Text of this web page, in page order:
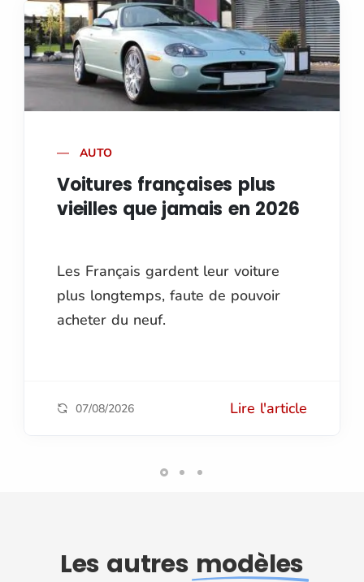
AUTO
Voitures françaises plus
vieilles que jamais en 2026
Les Français gardent leur voiture
plus longtemps, faute de pouvoir
acheter du neuf.
07/08/2026 Lire l'article
Les autres modèles